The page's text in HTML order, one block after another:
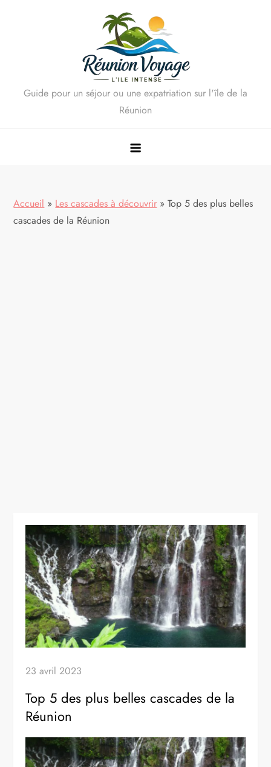
Guide pour un séjour ou une expatriation sur l'île de la
Réunion
Accueil » Les cascades à découvrir » Top 5 des plus belles
cascades de la Réunion
23 avril 2023
Top 5 des plus belles cascades de la
Réunion